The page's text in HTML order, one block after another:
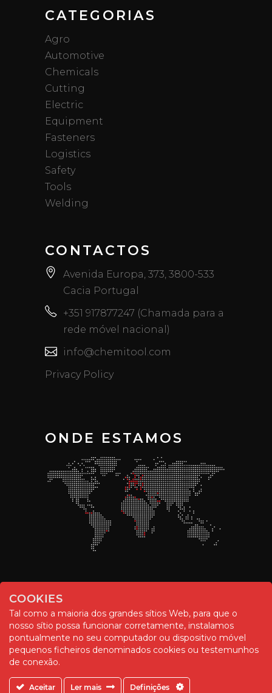
CATEGORIAS
Agro
Automotive
Chemicals
Cutting
Electric
Equipment
Fasteners
Logistics
Safety
Tools
Welding
CONTACTOS
Avenida Europa, 373, 3800-533
Cacia Portugal
+351 917877247 (Chamada para a
rede móvel nacional)
info@chemitool.com
Privacy Policy
ONDE ESTAMOS
© Chemitool – 2020. All rights reserved.
COOKIES
Tal como a maioria dos grandes sítios Web, para que o
nosso sítio possa funcionar corretamente, instalamos
pontualmente no seu computador ou dispositivo móvel
pequenos ficheiros denominados cookies ou testemunhos
de conexão.
Aceitar Ler mais Definições